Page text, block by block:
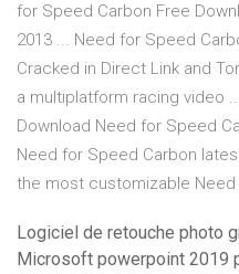
for Speed Carbon Free
2013 ... Need for Speed
Cracked in Direct Link and
a multiplatform racing video
Download Need for Speed
Need for Speed Carbon
the most customizable Need
Logiciel de retouche photo
Microsoft powerpoint 2019